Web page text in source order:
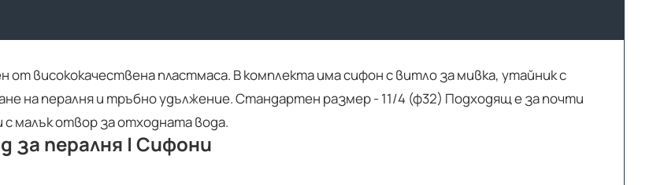
висококачествена пластмаса. В комплекта има сифон с витло за мивка, утайник с
на пералня и тръбно удължение. Стандартен размер - 11/4 (ф32) Подходящ е за почти
с малък отвор за отходната вода.
за пералня | Сифони